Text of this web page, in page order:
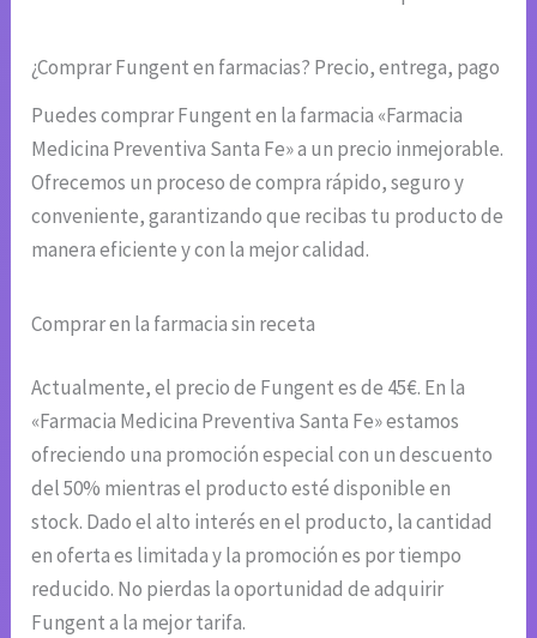
¿Comprar Fungent en farmacias? Precio, entrega, pago
Puedes comprar Fungent en la farmacia «Farmacia
Medicina Preventiva Santa Fe» a un precio inmejorable.
Ofrecemos un proceso de compra rápido, seguro y
conveniente, garantizando que recibas tu producto de
manera eficiente y con la mejor calidad.
Comprar en la farmacia sin receta
Actualmente, el precio de Fungent es de 45€. En la
«Farmacia Medicina Preventiva Santa Fe» estamos
ofreciendo una promoción especial con un descuento
del 50% mientras el producto esté disponible en
stock. Dado el alto interés en el producto, la cantidad
en oferta es limitada y la promoción es por tiempo
reducido. No pierdas la oportunidad de adquirir
Fungent a la mejor tarifa.